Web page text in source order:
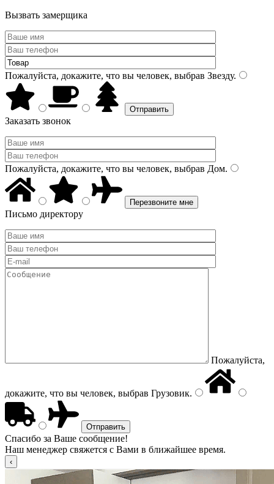
Вызвать замерщика
Пожалуйста, докажите, что вы человек, выбрав Звезду.
Заказать звонок
Пожалуйста, докажите, что вы человек, выбрав Дом.
Письмо директору
Пожалуйста,
докажите, что вы человек, выбрав Грузовик.
Спасибо за Ваше сообщение!
Наш менеджер свяжется с Вами в ближайшее время.